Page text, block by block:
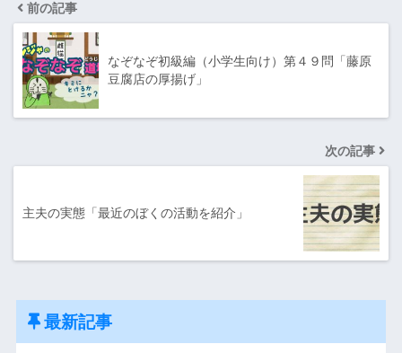
前の記事
なぞなぞ初級編（小学生向け）第４９問「藤原
豆腐店の厚揚げ」
次の記事
主夫の実態「最近のぼくの活動を紹介」
最新記事